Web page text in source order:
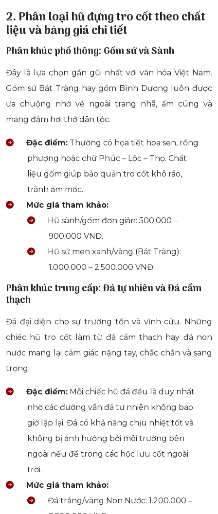
2. Phân loại hũ đựng tro cốt theo chất
liệu và bảng giá chi tiết
Phân khúc phổ thông: Gốm sứ và Sành
Đây là lựa chọn gần gũi nhất với văn hóa Việt Nam.
Gốm sứ Bát Tràng hay gốm Bình Dương luôn được
ưa chuộng nhờ vẻ ngoài trang nhã, ấm cúng và
mang đậm hơi thở dân tộc.
Đặc điểm: Thường có họa tiết hoa sen, rồng
phượng hoặc chữ Phúc – Lộc – Thọ. Chất
liệu gốm giúp bảo quản tro cốt khô ráo,
tránh ẩm mốc.
Mức giá tham khảo:
Hũ sành/gốm đơn giản: 500.000 –
900.000 VNĐ.
Hũ sứ men xanh/vàng (Bát Tràng):
1.000.000 – 2.500.000 VNĐ.
Phân khúc trung cấp: Đá tự nhiên và Đá cẩm
thạch
Đá đại diện cho sự trường tồn và vĩnh cửu. Những
chiếc hũ tro cốt làm từ đá cẩm thạch hay đá non
nước mang lại cảm giác nặng tay, chắc chắn và sang
trọng.
Đặc điểm: Mỗi chiếc hũ đá đều là duy nhất
nhờ các đường vân đá tự nhiên không bao
giờ lặp lại. Đá có khả năng chịu nhiệt tốt và
không bị ảnh hưởng bởi môi trường bên
ngoài nếu để trong các hộc lưu cốt ngoài
trời.
Mức giá tham khảo:
Đá trắng/vàng Non Nước: 1.200.000 –